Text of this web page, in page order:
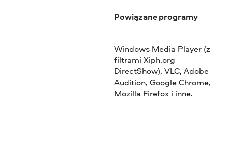
Powiązane programy
Windows Media Player (z
filtrami Xiph.org
DirectShow), VLC, Adobe
Audition, Google Chrome,
Mozilla Firefox i inne.